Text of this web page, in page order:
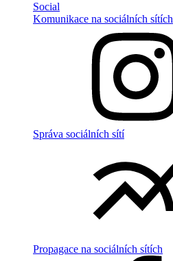
Social
Komunikace na sociálních sítích
Správa sociálních sítí
Propagace na sociálních sítích